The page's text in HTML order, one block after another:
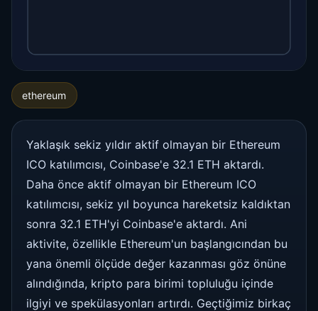
ethereum
Yaklaşık sekiz yıldır aktif olmayan bir Ethereum
ICO katılımcısı, Coinbase'e 32.1 ETH aktardı.
Daha önce aktif olmayan bir Ethereum ICO
katılımcısı, sekiz yıl boyunca hareketsiz kaldıktan
sonra 32.1 ETH'yi Coinbase'e aktardı. Ani
aktivite, özellikle Ethereum'un başlangıcından bu
yana önemli ölçüde değer kazanması göz önüne
alındığında, kripto para birimi topluluğu içinde
ilgiyi ve spekülasyonları artırdı. Geçtiğimiz birkaç